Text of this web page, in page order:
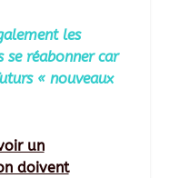
les
se réabonner car
« nouveaux
un
doivent